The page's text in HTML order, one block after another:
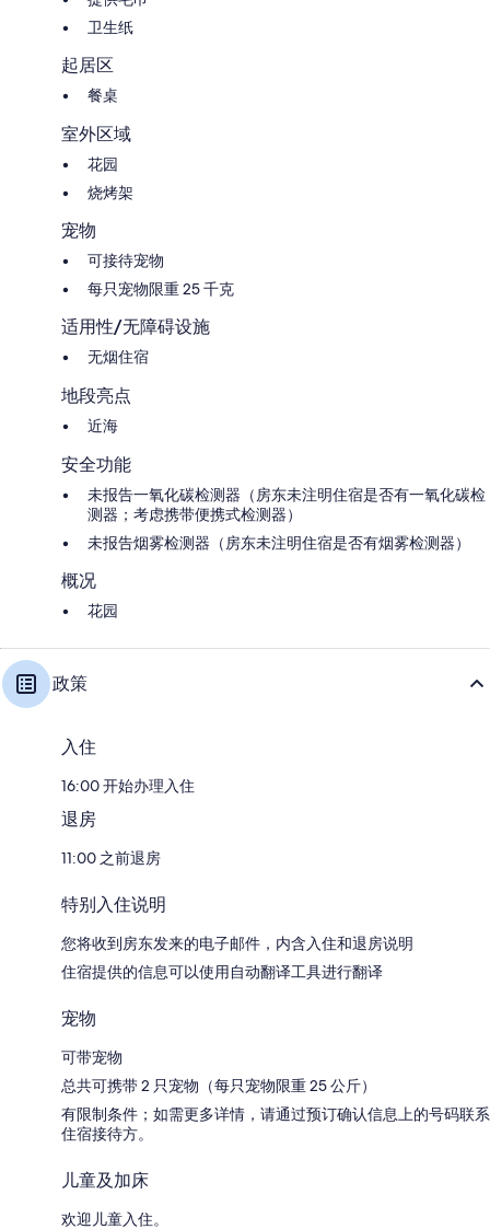
卫生纸
起居区
餐桌
室外区域
花园
烧烤架
宠物
可接待宠物
每只宠物限重 25 千克
适用性/无障碍设施
无烟住宿
地段亮点
近海
安全功能
未报告一氧化碳检测器（房东未注明住宿是否有一氧化碳检
测器；考虑携带便携式检测器）
未报告烟雾检测器（房东未注明住宿是否有烟雾检测器）
概况
花园
政策
入住
16:00 开始办理入住
退房
11:00 之前退房
特别入住说明
您将收到房东发来的电子邮件，内含入住和退房说明
住宿提供的信息可以使用自动翻译工具进行翻译
宠物
可带宠物
总共可携带 2 只宠物（每只宠物限重 25 公斤）
有限制条件；如需更多详情，请通过预订确认信息上的号码联系
住宿接待方。
儿童及加床
欢迎儿童入住。